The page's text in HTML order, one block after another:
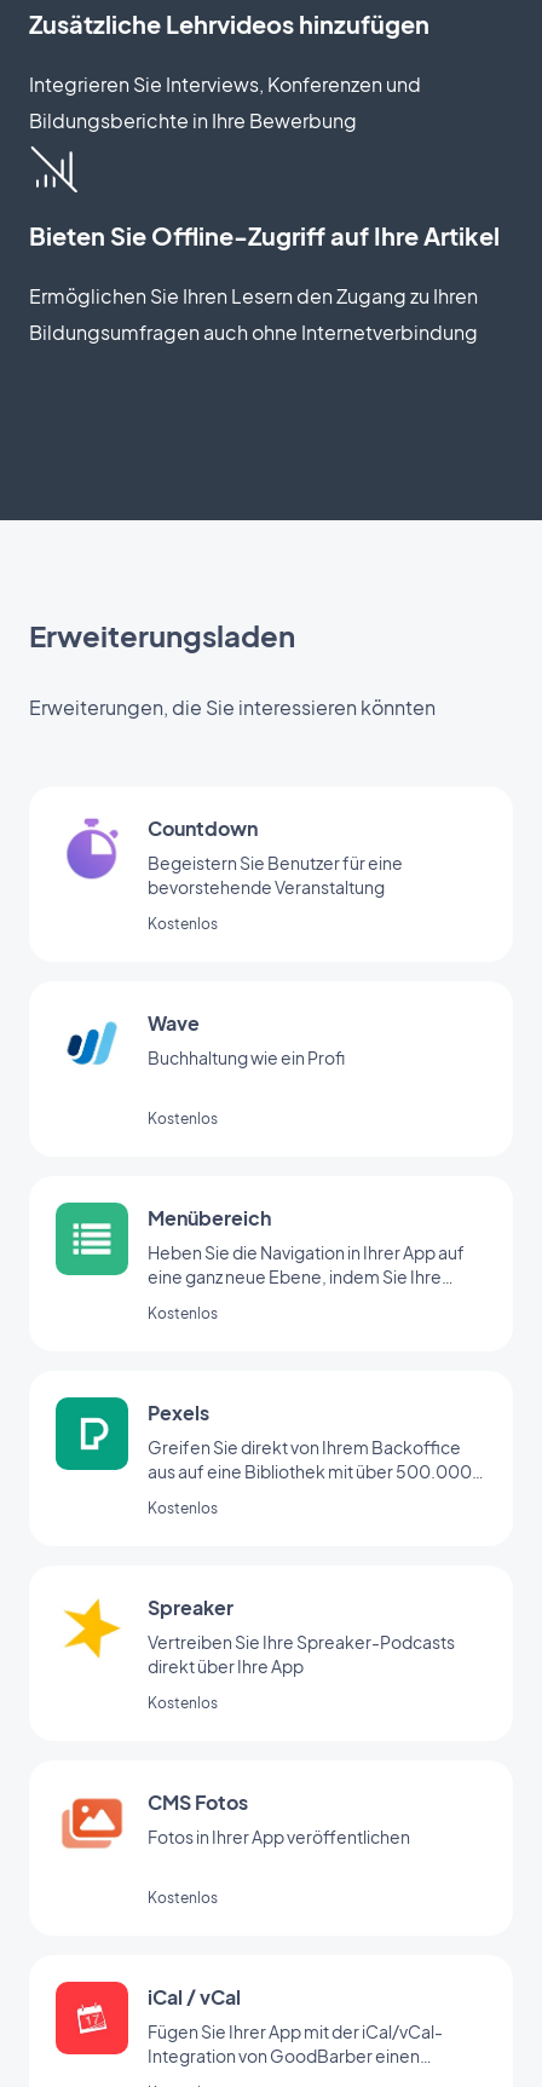
Zusätzliche Lehrvideos hinzufügen
Integrieren Sie Interviews, Konferenzen und
Bildungsberichte in Ihre Bewerbung
Bieten Sie Offline-Zugriff auf Ihre Artikel
Ermöglichen Sie Ihren Lesern den Zugang zu Ihren
Bildungsumfragen auch ohne Internetverbindung
Erweiterungsladen
Erweiterungen, die Sie interessieren könnten
Countdown
Begeistern Sie Benutzer für eine
bevorstehende Veranstaltung
Kostenlos
Wave
Buchhaltung wie ein Profi
Kostenlos
Menübereich
Heben Sie die Navigation in Ihrer App auf
eine ganz neue Ebene, indem Sie Ihre
organisieren.
Kostenlos
Pexels
Greifen Sie direkt von Ihrem Backoffice
aus auf eine Bibliothek mit über 500.000
Kostenlos
Spreaker
Vertreiben Sie Ihre Spreaker-Podcasts
direkt über Ihre App
Kostenlos
CMS Fotos
Fotos in Ihrer App veröffentlichen
Kostenlos
iCal / vCal
Fügen Sie Ihrer App mit der iCal/vCal-
Integration von GoodBarber einen